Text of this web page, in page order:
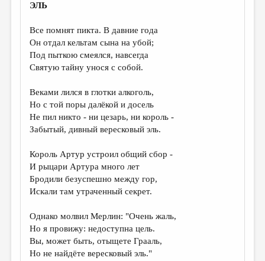
ВКОНТАКТЕ
ЭЛЬ
Все помнят пикта. В давние года
Он отдал кельтам сына на убой;
Под пыткою смеялся, навсегда
Святую тайну унося с собой.
Веками лился в глотки алкоголь,
Но с той поры далёкой и досель
Не пил никто - ни цезарь, ни король -
Забытый, дивный вересковый эль.
Король Артур устроил общий сбор -
И рыцари Артура много лет
Бродили безуспешно между гор,
Искали там утраченный секрет.
Однако молвил Мерлин: "Очень жаль,
Но я провижу: недоступна цель.
Вы, может быть, отыщете Грааль,
Но не найдёте вересковый эль."